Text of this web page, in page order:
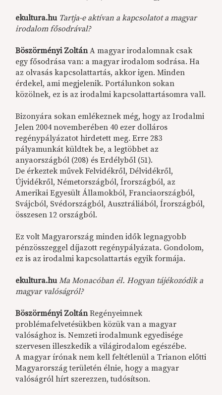
ekultura.huTartja-e aktívan a kapcsolatot a magyar
irodalom fősodrával?
Böszörményi ZoltánA magyar irodalomnak csak
egy fősodrása van: a magyar irodalom sodrása. Ha
az olvasás kapcsolattartás, akkor igen. Minden
érdekel, ami megjelenik. Portálunkon sokan
közölnek, ez is az irodalmi kapcsolattartásomra vall.
Bizonyára sokan emlékeznek még, hogy az Irodalmi
Jelen 2004 novemberében 40 ezer dolláros
regénypályázatot hirdetett meg. Erre 283
pályamunkát küldtek be, a legtöbbet az
anyaországból (208) és Erdélyből (51).
De érkeztek művek Felvidékről, Délvidékről,
Újvidékről, Németországból, Írországból, az
Amerikai Egyesült Államokból, Franciaországból,
Svájcból, Svédországból, Ausztráliából, Írországból,
összesen 12 országból.
Ez volt Magyarország minden idők legnagyobb
pénzösszeggel díjazott regénypályázata. Gondolom,
ez is az irodalmi kapcsolattartás egyik formája.
ekultura.huMa Monacóban él. Hogyan tájékozódik a
magyar valóságról?
Böszörményi ZoltánRegényeimnek
problémafelvetésükben közük van a magyar
valósághoz is. Nemzeti irodalmunk egyedisége
szervesen illeszkedik a világirodalom egészébe.
A magyar írónak nem kell feltétlenül a Trianon előtti
Magyarország területén élnie, hogy a magyar
valóságról hírt szerezzen, tudósítson.